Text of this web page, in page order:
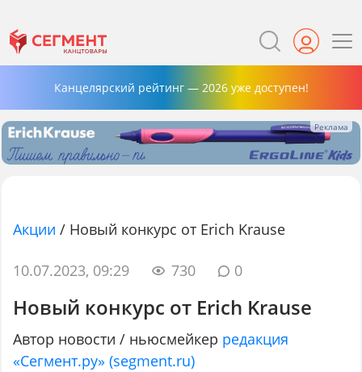
Канцелярский рейтинг — 2026 уже доступен!
Акции / Новый конкурс от Erich Krause
10.07.2023, 09:29 730 0
Новый конкурс от Erich Krause
Автор новости / ньюсмейкер редакция
«Сегмент.ру» (segment.ru)